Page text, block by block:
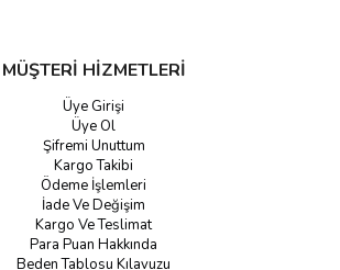
MÜŞTERİ HİZMETLERİ
Üye Girişi
Üye Ol
Şifremi Unuttum
Kargo Takibi
Ödeme İşlemleri
İade Ve Değişim
Kargo Ve Teslimat
Para Puan Hakkında
Beden Tablosu Kılavuzu